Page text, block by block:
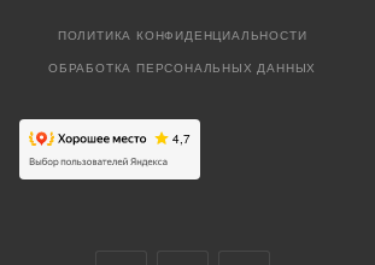
ПОЛИТИКА КОНФИДЕНЦИАЛЬНОСТИ
ОБРАБОТКА ПЕРСОНАЛЬНЫХ ДАННЫХ